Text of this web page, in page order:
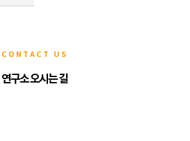
CONTACT US
연구소 오시는 길